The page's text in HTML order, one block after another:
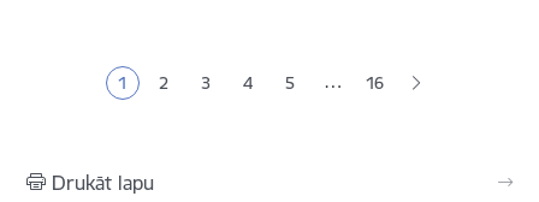
Pašreizējā lapa
1 Lapa
2 Lapa
3 Lapa
4 Lapa
5 … 16
Drukāt lapu